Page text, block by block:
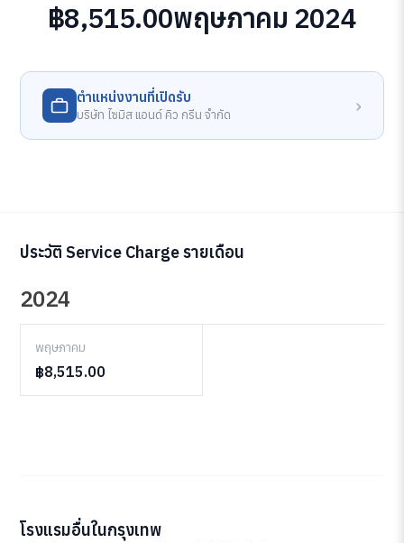
฿8,515.00พฤษภาคม 2024
ตำแหน่งงานที่เปิดรับ
บริษัท ไซมิส แอนด์ คิว กรีน จำกัด ›
ประวัติ Service Charge รายเดือน
2024
พฤษภาคม
฿8,515.00
โรงแรมอื่นในกรุงเทพ